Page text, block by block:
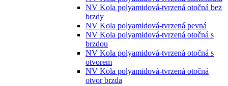
NV Kola polyamidová-tvrzená otočná bez
brzdy
NV Kola polyamidová-tvrzená pevná
NV Kola polyamidová-tvrzená otočná s
brzdou
NV Kola polyamidová-tvrzená otočná s
otvorem
NV Kola polyamidová-tvrzená otočná
otvor brzda